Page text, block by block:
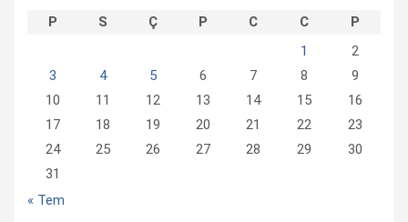
P
S Ç P C C
P
1
2
3
4 5 6 7 8
9
10
11 12 13 14 15
16
17
18 19 20 21 22
23
24
25 26 27 28 29
30
31
« Tem